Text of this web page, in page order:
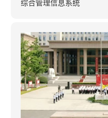
综合管理信息系统